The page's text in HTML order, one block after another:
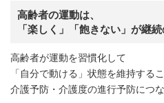
高齢者の運動は、
「楽しく」「飽きない」が継続
高齢者が運動を習慣化して
「自分で動ける」状態を維持するこ
介護予防・介護度の進行予防につな